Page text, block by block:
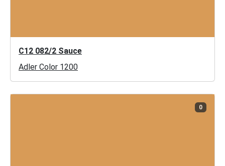
C12 082/2 Sauce
Adler Color 1200
0